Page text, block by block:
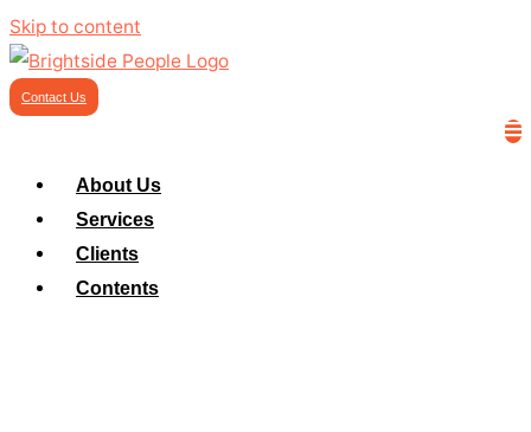
Skip to content
Contact Us
About Us
Services
Clients
Contents